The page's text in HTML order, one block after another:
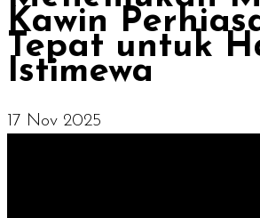
Kawin
Tepat untuk
Istimewa
17 Nov 2025